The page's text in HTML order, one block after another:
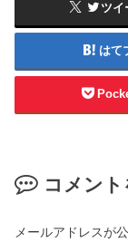
ツイ
はて
コメン
メールアドレスが